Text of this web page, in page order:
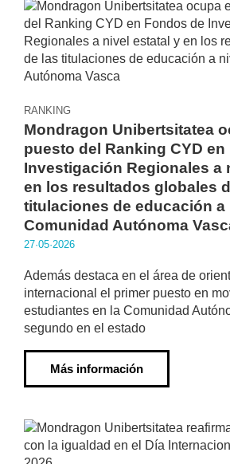
RANKING
Mondragon Unibertsitatea
puesto del Ranking CYD
Investigación Regionales a
en los resultados globales
titulaciones de educación a
Comunidad Autónoma
27·05·2026
Además destaca en el área de
internacional el primer puesto en
estudiantes en la Comunidad
segundo en el estado
Más información